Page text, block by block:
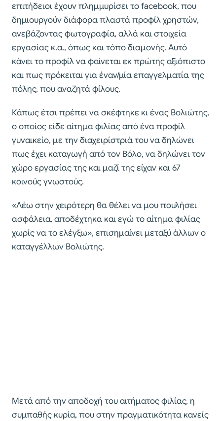
επιτήδειοι έχουν πλημμυρίσει το facebook, που
δημιουργούν διάφορα πλαστά προφίλ χρηστών,
ανεβάζοντας φωτογραφία, αλλά και στοιχεία
εργασίας κ.α., όπως και τόπο διαμονής. Αυτό
κάνει το προφίλ να φαίνεται εκ πρώτης αξιόπιστο
και πως πρόκειται για έναν/μία επαγγελματία της
πόλης, που αναζητά φίλους.
Κάπως έτσι πρέπει να σκέφτηκε κι ένας Βολιώτης,
ο οποίος είδε αίτημα φιλίας από ένα προφίλ
γυναικείο, με την διαχειρίστριά του να δηλώνει
πως έχει καταγωγή από τον Βόλο, να δηλώνει τον
χώρο εργασίας της και μαζί της είχαν και 67
κοινούς γνωστούς.
«Λέω στην χειρότερη θα θέλει να μου πουλήσει
ασφάλεια, αποδέχτηκα και εγώ το αίτημα φιλίας
χωρίς να το ελέγξω», επισημαίνει μεταξύ άλλων ο
καταγγέλλων Βολιώτης.
Μετά από την αποδοχή του αιτήματος φιλίας, η
συμπαθής κυρία, που στην πραγματικότητα κανείς